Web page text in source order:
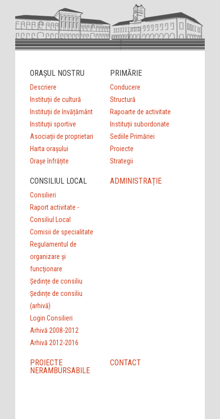
ORAȘUL NOSTRU
Descriere
Instituții de cultură
Instituții de învățământ
Instituții sportive
Asociații de proprietari
Harta orașului
Orașe înfrățite
PRIMĂRIE
Conducere
Structură
Rapoarte de activitate
Instituții subordonate
Sediile Primăriei
Proiecte
Strategii
CONSILIUL LOCAL
Consilieri
Raport activitate -
Consiliul Local
Comisii de specialitate
Regulamentul de
organizare şi
funcţionare
Ședințe de consiliu
Ședințe de consiliu
(arhivă)
Login Consilieri
Arhivă 2008-2012
Arhivă 2012-2016
ADMINISTRAȚIE
PROIECTE
NERAMBURSABILE
CONTACT